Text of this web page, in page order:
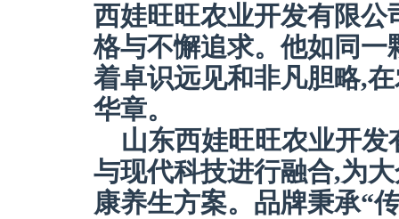
西娃旺旺农业开发有限
格与不懈追求。他如同
着卓识远见和非凡胆略,
华章。
山东西娃旺旺农业开
与现代科技进行融合,为
康养生方案。品牌秉承“